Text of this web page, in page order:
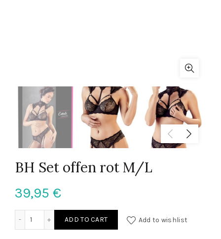
BH Set offen rot M/L
39,95 €
ADD TO CART Add to wishlist